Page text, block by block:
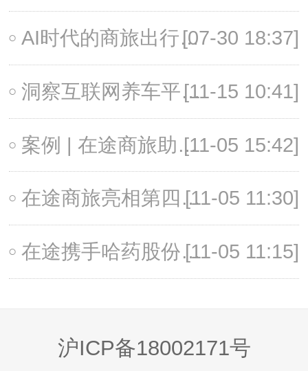
AI时代的商旅出行——效率·成本·合规
[07-30 18:37]
洞察互联网养车平台的差旅管理痛点，在途商旅全面赋能途虎养车
[11-15 10:41]
案例 | 在途商旅助力中欧商学院AMP班，量身打造高品质毕业研学之旅
[11-05 15:42]
在途商旅亮相第四届全球企业行政峰会
[11-05 11:30]
在途携手哈药股份，为国企打造合规高效出行服务平台
[11-05 11:15]
沪ICP备18002171号